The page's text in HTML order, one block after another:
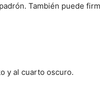
También puede
y al cuarto oscuro.